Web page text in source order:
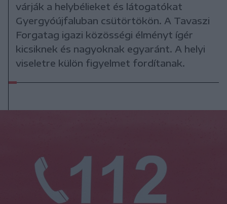
várják a helybélieket és látogatókat
Gyergyóújfaluban csütörtökön. A Tavaszi
Forgatag igazi közösségi élményt ígér
kicsiknek és nagyoknak egyaránt. A helyi
viseletre külön figyelmet fordítanak.